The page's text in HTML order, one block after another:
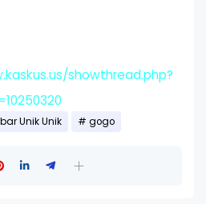
showthread.php?
Unik Unik gogo